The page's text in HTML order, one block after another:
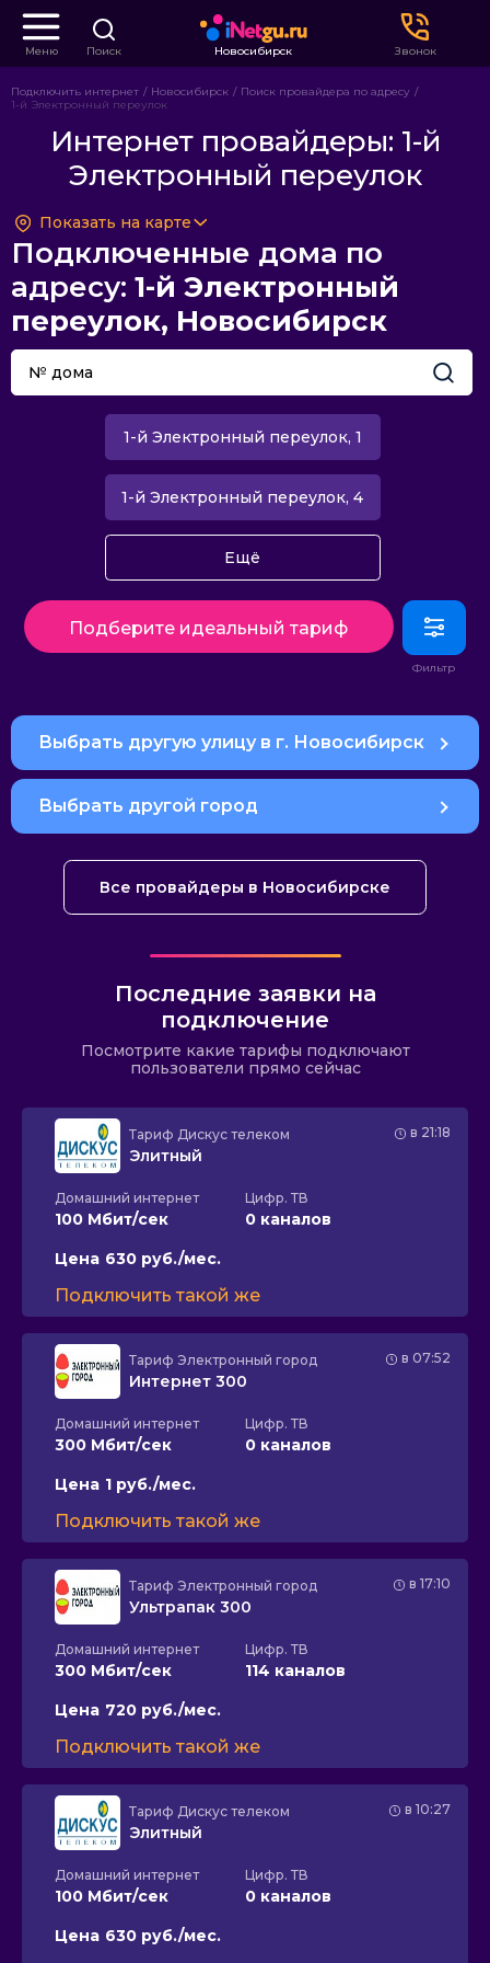
Меню Поиск Новосибирск Звонок
Подключить интернет Новосибирск
Поиск провайдера по адресу
1-й Электронный переулок
Интернет провайдеры: 1-й
Электронный переулок
Показать на карте
Подключенные дома по
адресу: 1-й Электронный
переулок, Новосибирск
1-й Электронный переулок, 1
1-й Электронный переулок, 4
Ещё
Подберите идеальный тариф
Выбрать другую улицу в г. Новосибирск
Выбрать другой город
Все провайдеры в Новосибирске
Последние заявки на
подключение
Посмотрите какие тарифы подключают
пользователи прямо сейчас
в 21:18
Тариф Дискус телеком
Элитный
Домашний интернет
100 Мбит/сек
Цифр. ТВ
0 каналов
Цена 630 руб./мес.
Подключить такой же
в 07:52
Тариф Электронный город
Интернет 300
Домашний интернет
300 Мбит/сек
Цифр. ТВ
0 каналов
Цена 1 руб./мес.
Подключить такой же
в 17:10
Тариф Электронный город
Ультрапак 300
Домашний интернет
300 Мбит/сек
Цифр. ТВ
114 каналов
Цена 720 руб./мес.
Подключить такой же
в 10:27
Тариф Дискус телеком
Элитный
Домашний интернет
100 Мбит/сек
Цифр. ТВ
0 каналов
Цена 630 руб./мес.